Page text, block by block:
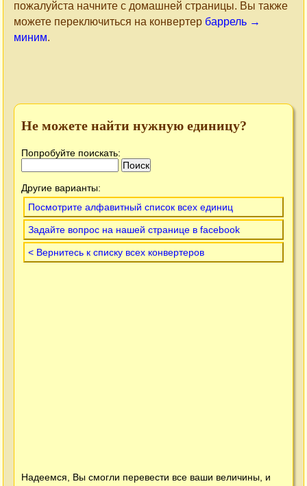
пожалуйста начните с домашней страницы. Вы также
можете переключиться на конвертер баррель →
миним.
Не можете найти нужную единицу?
Попробуйте поискать:
Другие варианты:
Посмотрите алфавитный список всех единиц
Задайте вопрос на нашей странице в facebook
< Вернитесь к списку всех конвертеров
Надеемся, Вы смогли перевести все ваши величины, и